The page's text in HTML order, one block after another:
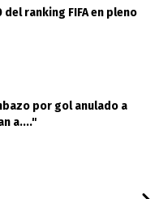
del ranking FIFA en pleno
por gol anulado a
a...."